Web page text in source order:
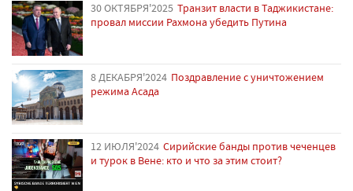
30 ОКТЯБРЯ'2025 Транзит власти в Таджикистане:
провал миссии Рахмона убедить Путина
8 ДЕКАБРЯ'2024 Поздравление с уничтожением
режима Асада
12 ИЮЛЯ'2024 Сирийские банды против чеченцев
и турок в Вене: кто и что за этим стоит?